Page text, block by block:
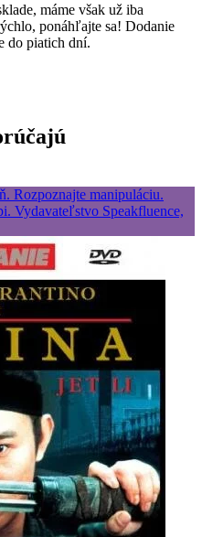
máme však už iba
ponáhľajte sa! Dodanie
do piatich dní.